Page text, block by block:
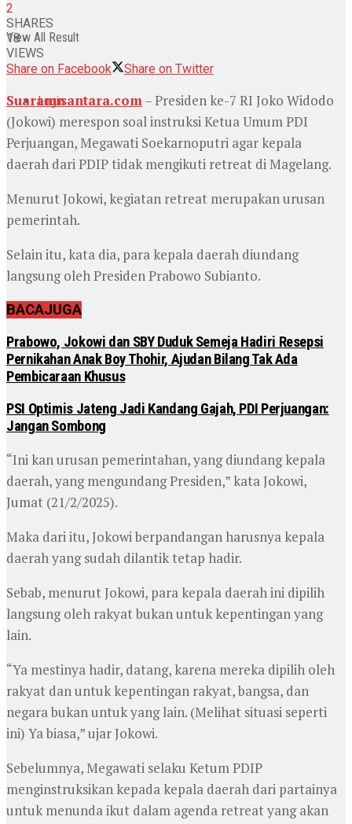
View All Result
Login
2
SHARES
18
VIEWS
Share on Facebook
Share on Twitter
Suaranusantara.com– Presiden ke-7 RI Joko Widodo
(Jokowi) merespon soal instruksi Ketua Umum PDI
Perjuangan, Megawati Soekarnoputri agar kepala
daerah dari PDIP tidak mengikuti retreat di Magelang.
Menurut Jokowi, kegiatan retreat merupakan urusan
pemerintah.
Selain itu, kata dia, para kepala daerah diundang
langsung oleh Presiden Prabowo Subianto.
BACAJUGA
Prabowo, Jokowi dan SBY Duduk Semeja Hadiri Resepsi
Pernikahan Anak Boy Thohir, Ajudan Bilang Tak Ada
Pembicaraan Khusus
PSI Optimis Jateng Jadi Kandang Gajah, PDI Perjuangan:
Jangan Sombong
“Ini kan urusan pemerintahan, yang diundang kepala
daerah, yang mengundang Presiden,” kata Jokowi,
Jumat (21/2/2025).
Maka dari itu, Jokowi berpandangan harusnya kepala
daerah yang sudah dilantik tetap hadir.
Sebab, menurut Jokowi, para kepala daerah ini dipilih
langsung oleh rakyat bukan untuk kepentingan yang
lain.
“Ya mestinya hadir, datang, karena mereka dipilih oleh
rakyat dan untuk kepentingan rakyat, bangsa, dan
negara bukan untuk yang lain. (Melihat situasi seperti
ini) Ya biasa,” ujar Jokowi.
Sebelumnya, Megawati selaku Ketum PDIP
menginstruksikan kepada kepala daerah dari partainya
untuk menunda ikut dalam agenda retreat yang akan